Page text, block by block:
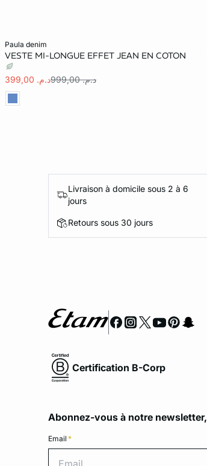
paula denim
VESTE MI-LONGUE EFFET JEAN EN COTON
د.م. 399,00 د.م. 999,00
XL
Livraison à domicile sous 2 à 6
jours
Retours sous 30 jours
Certification B-Corp
Abonnez-vous à notre newsletter,
Email *